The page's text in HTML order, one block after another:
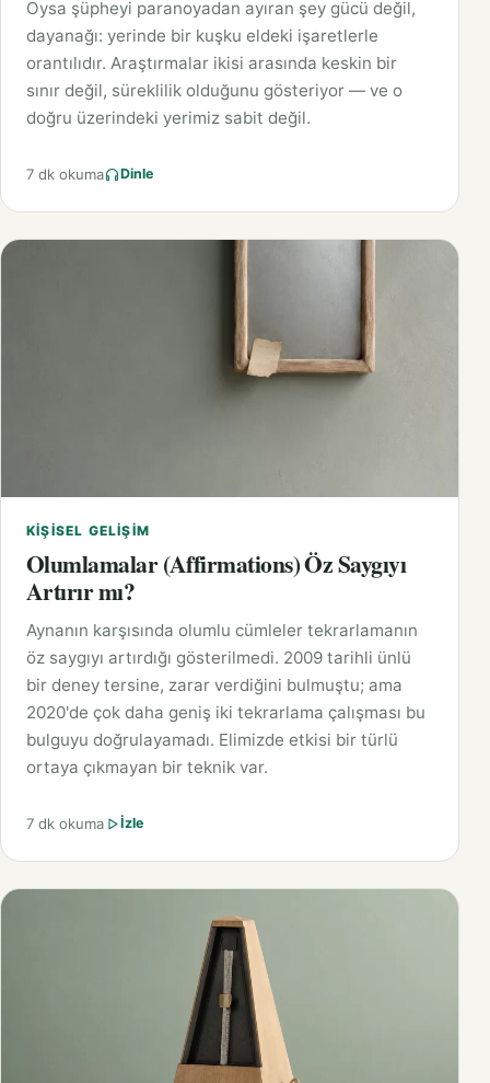
Oysa şüpheyi paranoyadan ayıran şey gücü değil,
dayanağı: yerinde bir kuşku eldeki işaretlerle
orantılıdır. Araştırmalar ikisi arasında keskin bir
sınır değil, süreklilik olduğunu gösteriyor — ve o
doğru üzerindeki yerimiz sabit değil.
7 dk okuma Dinle
KIŞISEL GELIŞIM
Olumlamalar (Affirmations) Öz Saygıyı
Artırır mı?
Aynanın karşısında olumlu cümleler tekrarlamanın
öz saygıyı artırdığı gösterilmedi. 2009 tarihli ünlü
bir deney tersine, zarar verdiğini bulmuştu; ama
2020'de çok daha geniş iki tekrarlama çalışması bu
bulguyu doğrulayamadı. Elimizde etkisi bir türlü
ortaya çıkmayan bir teknik var.
7 dk okuma İzle